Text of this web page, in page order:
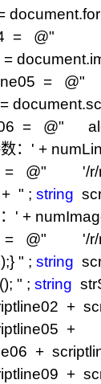
=
@"
=
@"
= @"
：' +
= @"
'/r/n
" ; string
+
= @"
'/r/n
" ; string
" ; string
+
+
+
+